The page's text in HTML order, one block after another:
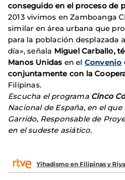
conseguido en el proceso de
2013 vivimos en Zamboanga
similar en área urbana que
para la población desplazada
día», señala Miguel Carballo,
Manos Unidas en el Convenio
conjuntamente con la
Filipinas.
Escucha el programa Cinco
Nacional de España, en el
Garrido, Responsable de
en el sudeste asiático.
Yihadismo en Filipinas y